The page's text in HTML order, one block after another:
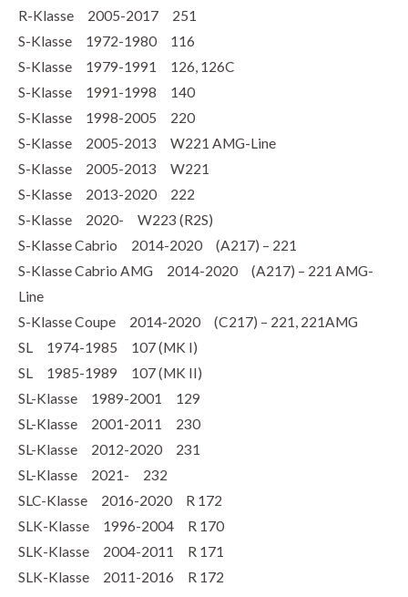
R-Klasse 2005-2017 251
S-Klasse 1972-1980 116
S-Klasse 1979-1991 126, 126C
S-Klasse 1991-1998 140
S-Klasse 1998-2005 220
S-Klasse 2005-2013 W221 AMG-Line
S-Klasse 2005-2013 W221
S-Klasse 2013-2020 222
S-Klasse 2020- W223 (R2S)
S-Klasse Cabrio 2014-2020 (A217) – 221
S-Klasse Cabrio AMG 2014-2020 (A217) – 221 AMG-
Line
S-Klasse Coupe 2014-2020 (C217) – 221, 221AMG
SL 1974-1985 107 (MK I)
SL 1985-1989 107 (MK II)
SL-Klasse 1989-2001 129
SL-Klasse 2001-2011 230
SL-Klasse 2012-2020 231
SL-Klasse 2021- 232
SLC-Klasse 2016-2020 R 172
SLK-Klasse 1996-2004 R 170
SLK-Klasse 2004-2011 R 171
SLK-Klasse 2011-2016 R 172